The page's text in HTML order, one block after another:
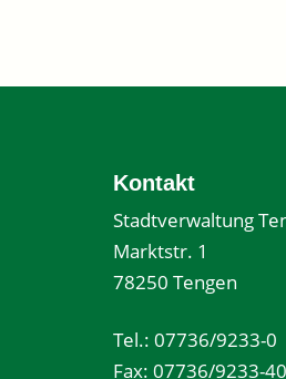
Kontakt
Stadtverwaltung
Marktstr. 1
78250 Tengen
Tel.: 07736/9233-0
Fax: 07736/9233-40